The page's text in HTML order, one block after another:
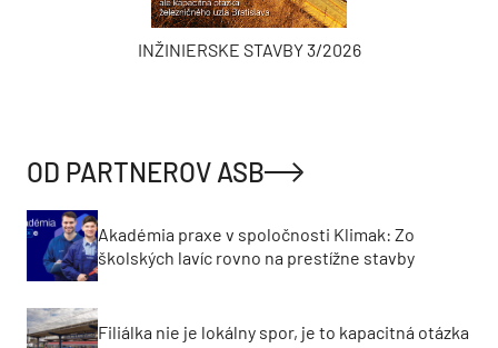
INŽINIERSKE STAVBY 3/2026
OD PARTNEROV ASB
Akadémia praxe v spoločnosti Klimak: Zo
školských lavíc rovno na prestížne stavby
Filiálka nie je lokálny spor, je to kapacitná otázka